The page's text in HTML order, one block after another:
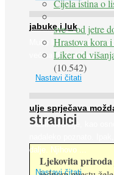
jabuke i luk
Muče li vas tegobe
većina dijabetičara u
Nastavi čitati
ulje sprječava
Maslinovo ulje, kao
dalje. Njihovo ...
Nastavi čitati
Cijela istina o
sve – od jetre
Hrastova kora
Liker od
(10.542)
stranici
Ljekovita priroda